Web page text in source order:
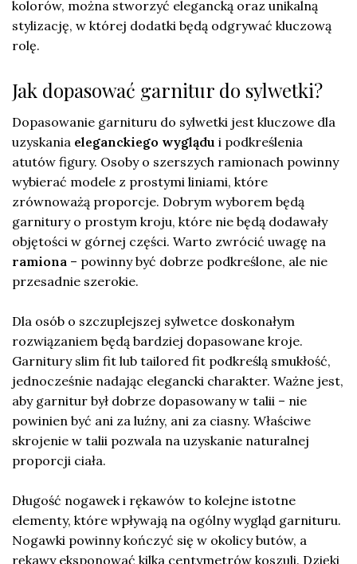
kolorów, można stworzyć elegancką oraz unikalną
stylizację, w której dodatki będą odgrywać kluczową
rolę.
Jak dopasować garnitur do sylwetki?
Dopasowanie garnituru do sylwetki jest kluczowe dla
uzyskania eleganckiego wyglądu i podkreślenia
atutów figury. Osoby o szerszych ramionach powinny
wybierać modele z prostymi liniami, które
zrównoważą proporcje. Dobrym wyborem będą
garnitury o prostym kroju, które nie będą dodawały
objętości w górnej części. Warto zwrócić uwagę na
ramiona – powinny być dobrze podkreślone, ale nie
przesadnie szerokie.
Dla osób o szczuplejszej sylwetce doskonałym
rozwiązaniem będą bardziej dopasowane kroje.
Garnitury slim fit lub tailored fit podkreślą smukłość,
jednocześnie nadając elegancki charakter. Ważne jest,
aby garnitur był dobrze dopasowany w talii – nie
powinien być ani za luźny, ani za ciasny. Właściwe
skrojenie w talii pozwala na uzyskanie naturalnej
proporcji ciała.
Długość nogawek i rękawów to kolejne istotne
elementy, które wpływają na ogólny wygląd garnituru.
Nogawki powinny kończyć się w okolicy butów, a
rękawy eksponować kilka centymetrów koszuli. Dzięki